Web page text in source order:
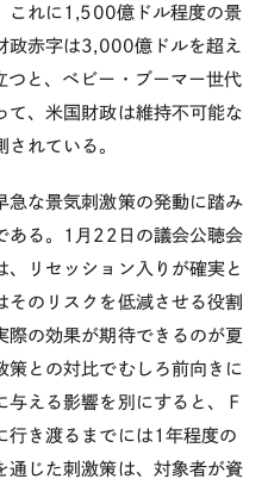
これに1,500億ドル程度の景
政赤字は3,000億ドルを超え
つと、ベビー・ブーマー世代
て、米国財政は維持不可能な
れている。
急な景気刺激策の発動に踏み
ある。1月22日の議会公聴会
リセッション入りが確実と
そのリスクを低減させる役割
際の効果が期待できるのが夏
策との対比でむしろ前向きに
与える影響を別にすると、Ｆ
行き渡るまでには1年程度の
通じた刺激策は、対象者が資